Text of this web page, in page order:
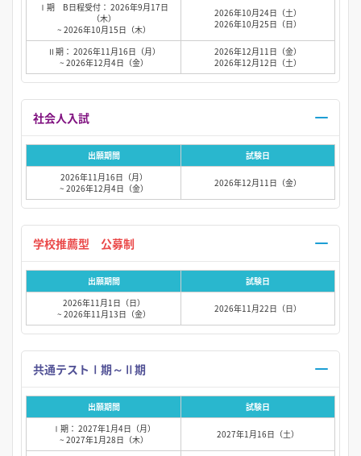
Ⅰ期 B日程受付： 2026年9月17日
（木）
~ 2026年10月15日（木）
2026年10月24日（土）
2026年10月25日（日）
Ⅱ期： 2026年11月16日（月）
~ 2026年12月4日（金）
2026年12月11日（金）
2026年12月12日（土）
出願期間
試験日
2026年11月16日（月）
~ 2026年12月4日（金）
2026年12月11日（金）
出願期間
試験日
2026年11月1日（日）
~ 2026年11月13日（金）
2026年11月22日（日）
出願期間
試験日
Ⅰ期： 2027年1月4日（月）
~ 2027年1月28日（木）
2027年1月16日（土）